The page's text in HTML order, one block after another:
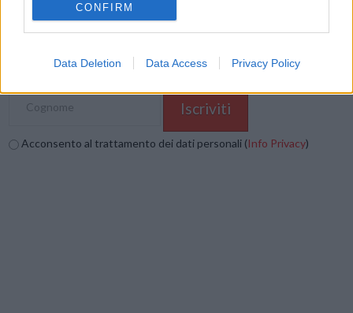
CONFIRM
Data Deletion Data Access Privacy Policy
Inserisci nome ed indirizzo E-Mail:
Acconsento al trattamento dei dati personali (Info Privacy)